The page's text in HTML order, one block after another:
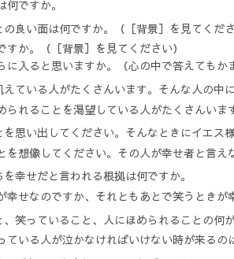
ですか。
良い面は何ですか。（［背景］を見てくださ
か。（［背景］を見てください）
入ると思いますか。（心の中で答えてもか
ている人がたくさんいます。そんな人の中
れることを渇望している人がたくさんい
思い出してください。そんなときにイエ
想像してください。その人が幸せ者と言え
幸せだと言われる根拠は何ですか。
せなのですか、それともあとで笑うときが
笑っていること、人にほめられることの何
いる人が泣かなければいけない時が来るの